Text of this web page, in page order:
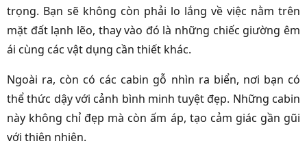
trọng. Bạn sẽ không còn phải lo lắng về việc nằm trên
mặt đất lạnh lẽo, thay vào đó là những chiếc giường êm
ái cùng các vật dụng cần thiết khác.
Ngoài ra, còn có các cabin gỗ nhìn ra biển, nơi bạn có
thể thức dậy với cảnh bình minh tuyệt đẹp. Những cabin
này không chỉ đẹp mà còn ấm áp, tạo cảm giác gần gũi
với thiên nhiên.